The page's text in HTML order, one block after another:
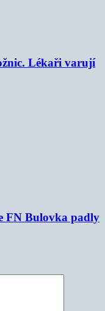
Lékaři varují
FN Bulovka padly